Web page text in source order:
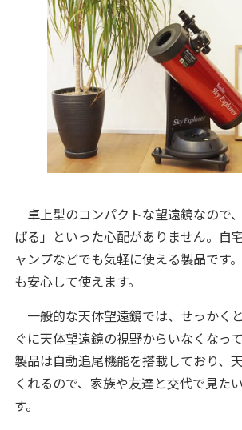
卓上型のコンパクトな望遠鏡なので
ばる」といった心配がありません。自
ャンプなどでも気軽に使える製品です
も安心して使えます。
一般的な天体望遠鏡では、せっかく
ぐに天体望遠鏡の視野からいなくなっ
製品は自動追尾機能を搭載しており、
くれるので、家族や友達と交代で見た
す。